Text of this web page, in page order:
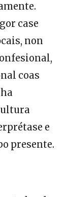
case
non
coas
e
presente.